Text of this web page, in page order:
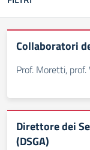
Collaboratori
Prof. Moretti, prof.
Direttore dei
(DSGA)